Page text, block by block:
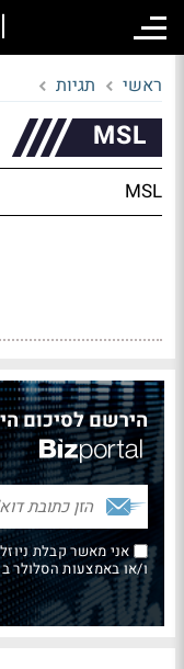
ראשי תגיות
MSL
MSL
הירשם לסיכום
אני מאשר קבלת
ו/או באמצעות הסלולר בהתאם